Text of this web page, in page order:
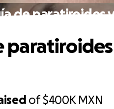
de paratiroides
of$400K MXN